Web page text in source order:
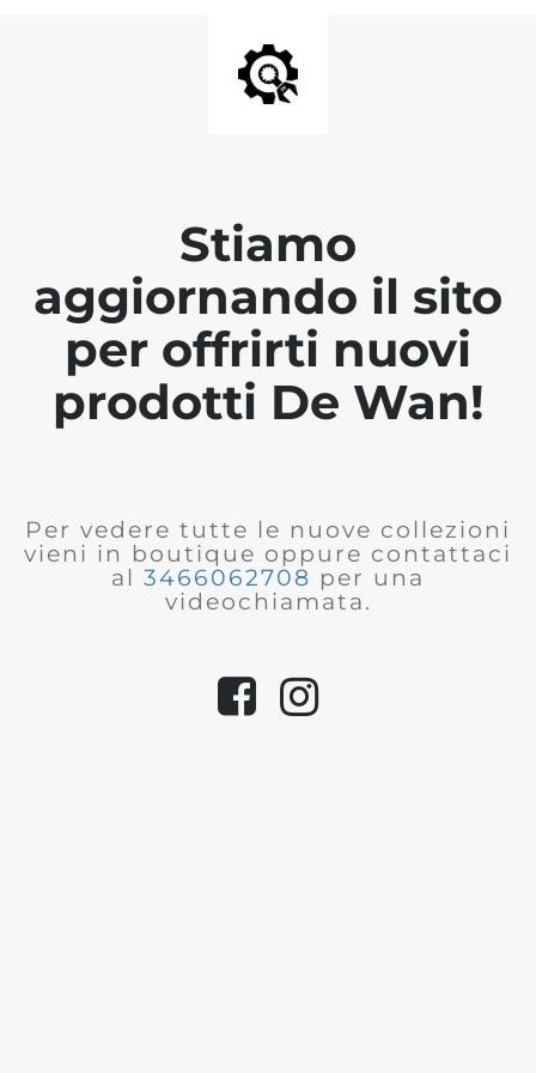
Stiamo
aggiornando il sito
per offrirti nuovi
prodotti De Wan!
Per vedere tutte le nuove collezioni
vieni in boutique oppure contattaci
al 3466062708 per una
videochiamata.